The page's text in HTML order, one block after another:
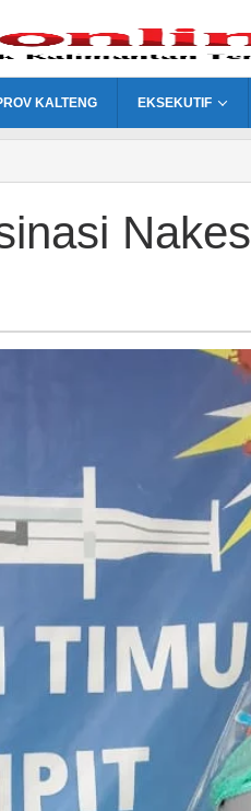
KALTENG EKSEKUTIF
Nakes